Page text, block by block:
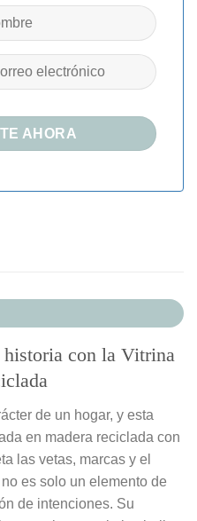
con la Vitrina
de un hogar, y esta
en madera reciclada con
las vetas, marcas y el
es solo un elemento de
de intenciones. Su